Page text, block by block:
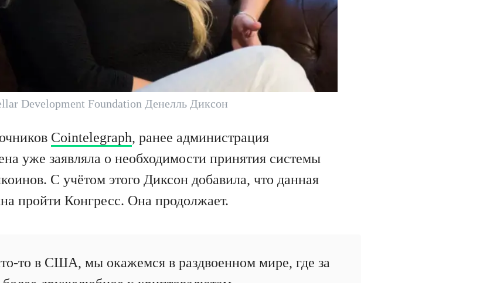
Development Foundation Денелль Диксон
Cointelegraph, ранее администрация
уже заявляла о необходимости принятия системы
С учётом этого Диксон добавила, что данная
пройти Конгресс. Она продолжает.
то в США, мы окажемся в раздвоенном мире, где за